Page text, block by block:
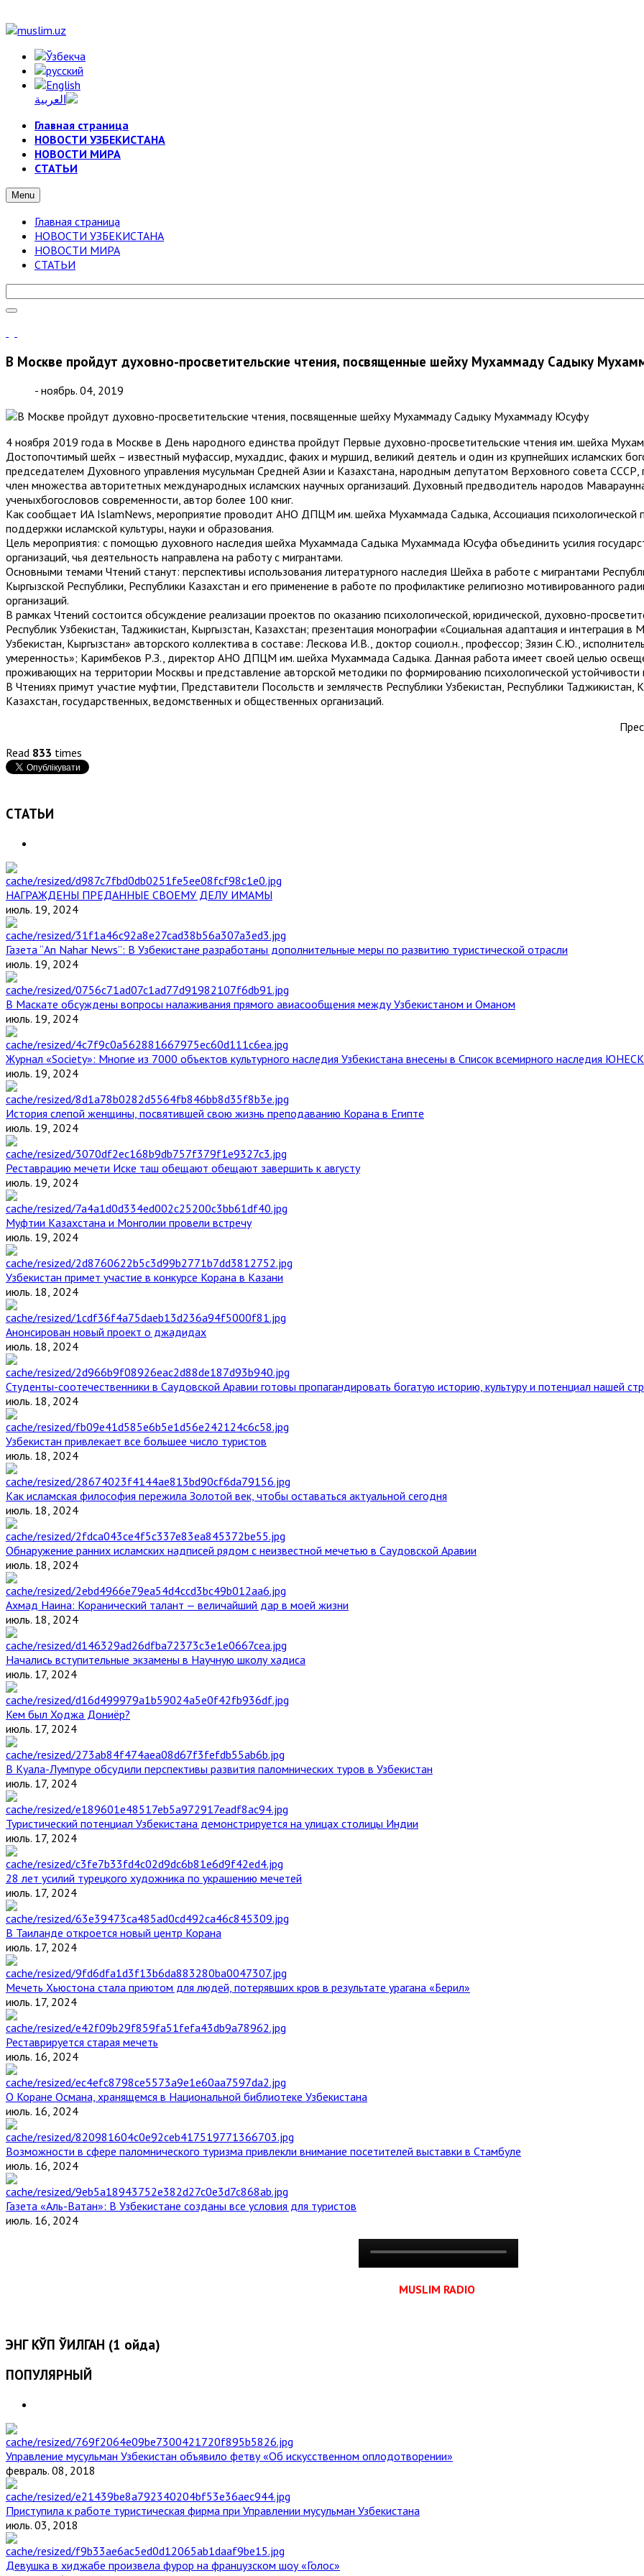
Главная страница
НОВОСТИ УЗБЕКИСТАНА
НОВОСТИ МИРА
СТАТЬИ
Menu
Главная страница
НОВОСТИ УЗБЕКИСТАНА
НОВОСТИ МИРА
СТАТЬИ
В Москве пройдут духовно-просветительские чтения, посвященные шейху Мухаммаду Садыку
- ноябрь. 04, 2019
4 ноября 2019 года в Москве в День народного единства пройдут Первые духовно-просветительские чтения им. шейха
Достопочтимый шейх – известный муфассир, мухаддис, факих и муршид, великий деятель и один из крупнейших исламских
председателем Духовного управления мусульман Средней Азии и Казахстана, народным депутатом Верховного совета СССР,
член множества авторитетных международных исламских научных организаций. Духовный предводитель народов
ученыхбогословов современности, автор более 100 книг.
Как сообщает ИА IslamNews, мероприятие проводит АНО ДПЦМ им. шейха Мухаммада Садыка, Ассоциация
поддержки исламской культуры, науки и образования.
Цель мероприятия: с помощью духовного наследия шейха Мухаммада Садыка Мухаммада Юсуфа объединить усилия
организаций, чья деятельность направлена на работу с мигрантами.
Основными темами Чтений станут: перспективы использования литературного наследия Шейха в работе с мигрантами
Кыргызской Республики, Республики Казахстан и его применение в работе по профилактике религиозно мотивированного
организаций.
В рамках Чтений состоится обсуждение реализации проектов по оказанию психологической, юридической, духовно-
Республик Узбекистан, Таджикистан, Кыргызстан, Казахстан; презентация монографии «Социальная адаптация и интеграция в
Узбекистан, Кыргызстан» авторского коллектива в составе: Лескова И.В., доктор социол.н., профессор; Зязин С.Ю.,
умеренность»; Каримбеков Р.З., директор АНО ДПЦМ им. шейха Мухаммада Садыка. Данная работа имеет своей целью
проживающих на территории Москвы и представление авторской методики по формированию психологической устойчивости
В Чтениях примут участие муфтии, Представители Посольств и землячеств Республики Узбекистан, Республики Таджикистан,
Казахстан, государственных, ведомственных и общественных организаций.
Read 833 times
СТАТЬИ
НАГРАЖДЕНЫ ПРЕДАННЫЕ СВОЕМУ ДЕЛУ ИМАМЫ
июль. 19, 2024
Газета “An Nahar News”: В Узбекистане разработаны дополнительные меры по развитию туристической отрасли
июль. 19, 2024
В Маскате обсуждены вопросы налаживания прямого авиасообщения между Узбекистаном и Оманом
июль. 19, 2024
Журнал «Society»: Многие из 7000 объектов культурного наследия Узбекистана внесены в Список всемирного наследия
июль. 19, 2024
История слепой женщины, посвятившей свою жизнь преподаванию Корана в Египте
июль. 19, 2024
Реставрацию мечети Иске таш обещают обещают завершить к августу
июль. 19, 2024
Муфтии Казахстана и Монголии провели встречу
июль. 19, 2024
Узбекистан примет участие в конкурсе Корана в Казани
июль. 18, 2024
Анонсирован новый проект о джадидах
июль. 18, 2024
Студенты-соотечественники в Саудовской Аравии готовы пропагандировать богатую историю, культуру и потенциал нашей
июль. 18, 2024
Узбекистан привлекает все большее число туристов
июль. 18, 2024
Как исламская философия пережила Золотой век, чтобы оставаться актуальной сегодня
июль. 18, 2024
Обнаружение ранних исламских надписей рядом с неизвестной мечетью в Саудовской Аравии
июль. 18, 2024
Ахмад Наина: Коранический талант — величайший дар в моей жизни
июль. 18, 2024
Начались вступительные экзамены в Научную школу хадиса
июль. 17, 2024
Кем был Ходжа Дониёр?
июль. 17, 2024
В Куала-Лумпуре обсудили перспективы развития паломнических туров в Узбекистан
июль. 17, 2024
Туристический потенциал Узбекистана демонстрируется на улицах столицы Индии
июль. 17, 2024
28 лет усилий турецкого художника по украшению мечетей
июль. 17, 2024
В Таиланде откроется новый центр Корана
июль. 17, 2024
Мечеть Хьюстона стала приютом для людей, потерявших кров в результате урагана «Берил»
июль. 17, 2024
Реставрируется старая мечеть
июль. 16, 2024
О Коране Османа, хранящемся в Национальной библиотеке Узбекистана
июль. 16, 2024
Возможности в сфере паломнического туризма привлекли внимание посетителей выставки в Стамбуле
июль. 16, 2024
Газета «Аль-Ватан»: В Узбекистане созданы все условия для туристов
июль. 16, 2024
MUSLIM RADIO
ЭНГ КЎП ЎҚИЛГАН (1 ойда)
ПОПУЛЯРНЫЙ
Управление мусульман Узбекистан объявило фетву «Об искусственном оплодотворении»
февраль. 08, 2018
Приступила к работе туристическая фирма при Управлении мусульман Узбекистана
июль. 03, 2018
Девушка в хиджабе произвела фурор на французском шоу «Голос»